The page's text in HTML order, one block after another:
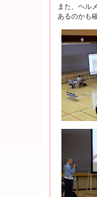
また、ヘル
あるのかも